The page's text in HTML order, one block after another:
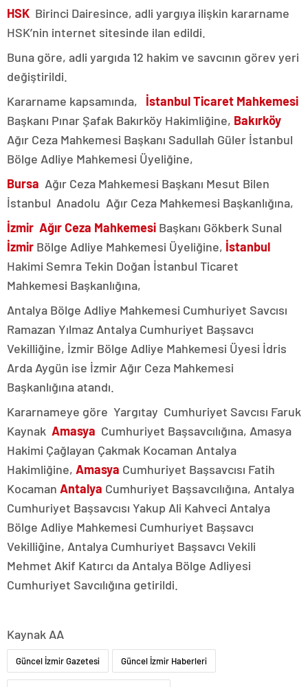
HSK Birinci Dairesince, adli yargıya ilişkin kararname
HSK’nin internet sitesinde ilan edildi.
Buna göre, adli yargıda 12 hakim ve savcının görev yeri
değiştirildi.
Kararname kapsamında, İstanbul Ticaret Mahkemesi
Başkanı Pınar Şafak Bakırköy Hakimliğine, Bakırköy
Ağır Ceza Mahkemesi Başkanı Sadullah Güler İstanbul
Bölge Adliye Mahkemesi Üyeliğine,
Bursa Ağır Ceza Mahkemesi Başkanı Mesut Bilen
İstanbul Anadolu Ağır Ceza Mahkemesi Başkanlığına,
İzmir Ağır Ceza Mahkemesi Başkanı Gökberk Sunal
İzmir Bölge Adliye Mahkemesi Üyeliğine, İstanbul
Hakimi Semra Tekin Doğan İstanbul Ticaret
Mahkemesi Başkanlığına,
Antalya Bölge Adliye Mahkemesi Cumhuriyet Savcısı
Ramazan Yılmaz Antalya Cumhuriyet Başsavcı
Vekilliğine, İzmir Bölge Adliye Mahkemesi Üyesi İdris
Arda Aygün ise İzmir Ağır Ceza Mahkemesi
Başkanlığına atandı.
Kararnameye göre Yargıtay Cumhuriyet Savcısı Faruk
Kaynak Amasya Cumhuriyet Başsavcılığına, Amasya
Hakimi Çağlayan Çakmak Kocaman Antalya
Hakimliğine, Amasya Cumhuriyet Başsavcısı Fatih
Kocaman Antalya Cumhuriyet Başsavcılığına, Antalya
Cumhuriyet Başsavcısı Yakup Ali Kahveci Antalya
Bölge Adliye Mahkemesi Cumhuriyet Başsavcı
Vekilliğine, Antalya Cumhuriyet Başsavcı Vekili
Mehmet Akif Katırcı da Antalya Bölge Adliyesi
Cumhuriyet Savcılığına getirildi.
Kaynak AA
Güncel İzmir Gazetesi Güncel İzmir Haberleri